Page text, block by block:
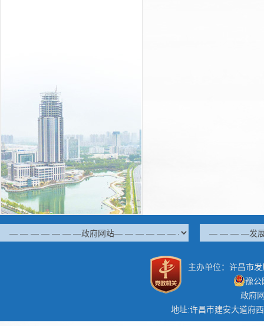
主办单位：许昌市
豫公
政府
地址:许昌市建安大道府